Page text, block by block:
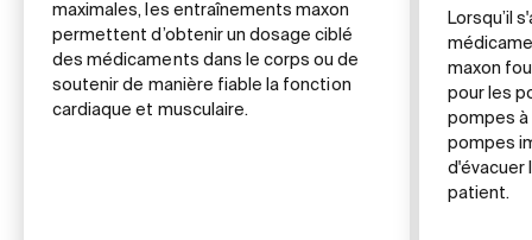
maximales, les entraînements maxon
permettent d’obtenir un dosage ciblé
des médicaments dans le corps ou de
soutenir de manière fiable la fonction
cardiaque et musculaire.
Lorsqu’il
maxon
pour les
pompes à
pompes
d'évacuer
patient.